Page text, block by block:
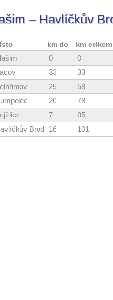
– Havlíčkův
km do
km celkem
0
0
33
33
25
58
20
78
7
85
Brod 16 101